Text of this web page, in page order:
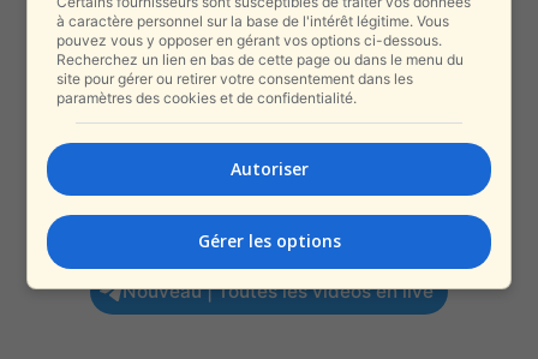
Nouveau | Toutes les vidéos en live
à caractère personnel sur la base de l'intérêt légitime. Vous
pouvez vous y opposer en gérant vos options ci-dessous.
Recherchez un lien en bas de cette page ou dans le menu du
site pour gérer ou retirer votre consentement dans les
paramètres des cookies et de confidentialité.
Autoriser
Gérer les options